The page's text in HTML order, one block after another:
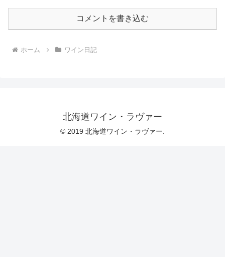
コメントを書き込む
ホーム ワイン日記
北海道ワイン・ラヴァー
© 2019 北海道ワイン・ラヴァー.